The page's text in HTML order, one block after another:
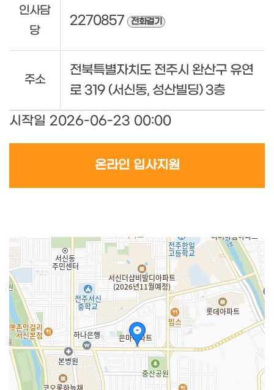
인사담
당
2270857 전화걸기
주소
전북특별자치도 전주시 완산구 유연
로 319 (서신동, 성산빌딩) 3층
시작일 2026-06-23 00:00
온라인 입사지원